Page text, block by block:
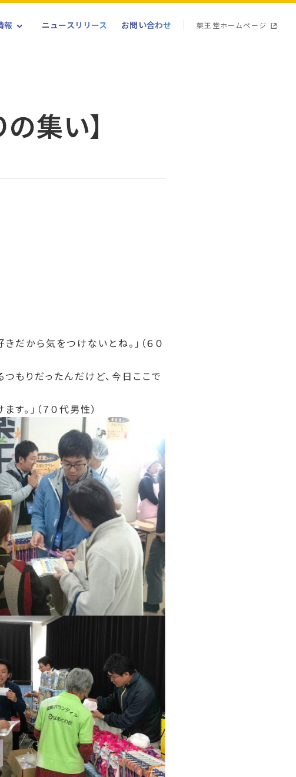
報 ニュースリリース お問い合わせ 薬王堂ホームページ
集い】
だから気をつけないとね。」（６０
もりだったんだけど、今日ここで
。」（７０代男性）